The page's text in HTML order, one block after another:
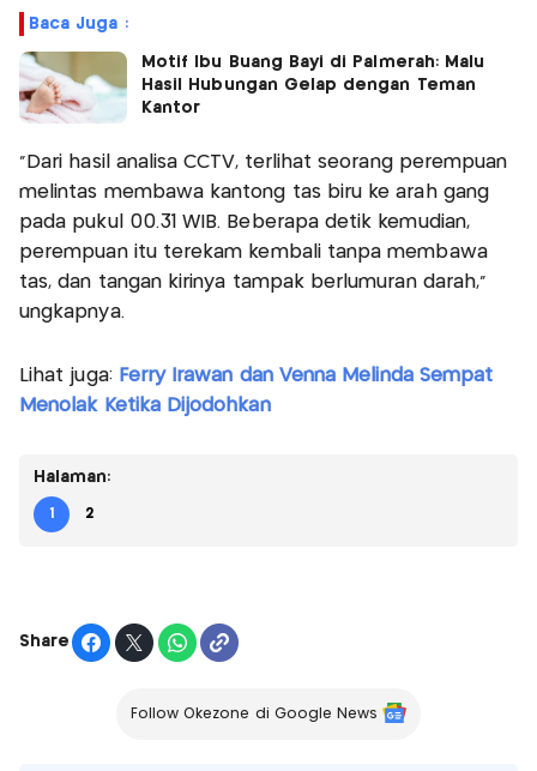
Baca Juga :
Motif Ibu Buang Bayi di Palmerah: Malu
Hasil Hubungan Gelap dengan Teman
Kantor
“Dari hasil analisa CCTV, terlihat seorang perempuan
melintas membawa kantong tas biru ke arah gang
pada pukul 00.31 WIB. Beberapa detik kemudian,
perempuan itu terekam kembali tanpa membawa
tas, dan tangan kirinya tampak berlumuran darah,”
ungkapnya.
Lihat juga: Ferry Irawan dan Venna Melinda Sempat
Menolak Ketika Dijodohkan
Halaman:
1 2
Share
Follow Okezone di Google News